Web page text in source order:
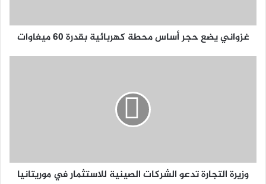
غزواني يضع حجر أساس محطة كهربائية بقدرة 60 ميغاوات
وزيرة التجارة تدعو الشركات الصينية للاستثمار في موريتانيا